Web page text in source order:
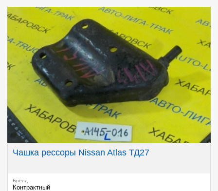
Чашка рессоры Nissan Atlas ТД27
Бренд
Контрактный